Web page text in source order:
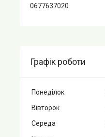
0677637020
Графік роботи
Понеділок
Вівторок
Середа